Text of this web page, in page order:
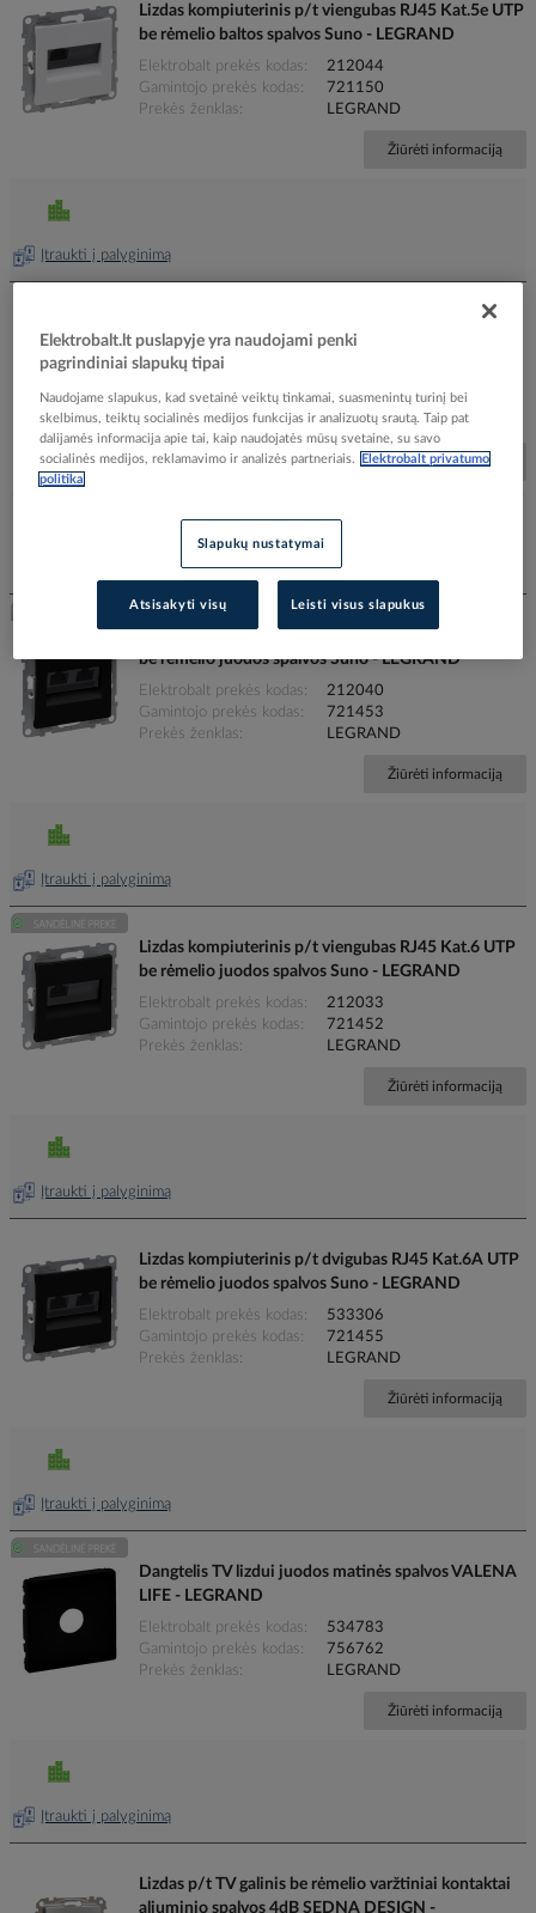
Lizdas kompiuterinis p/t viengubas RJ45 Kat.5e UTP
be rėmelio baltos spalvos Suno - LEGRAND
Elektrobalt prekės kodas
212044
Gamintojo prekės kodas
721150
Prekės ženklas
LEGRAND
Žiūrėti informaciją
Įtraukti į palyginimą
Lizdas kompiuterinis p/t viengubas RJ45 Kat.6 UTP
be rėmelio baltos spalvos Suno - LEGRAND
Gamintojo prekės kodas
721152
Prekės ženklas
LEGRAND
Žiūrėti informaciją
be rėmelio juodos spalvos Suno - LEGRAND
Elektrobalt prekės kodas
212040
Gamintojo prekės kodas
721453
Prekės ženklas
LEGRAND
Žiūrėti informaciją
Įtraukti į palyginimą
Lizdas kompiuterinis p/t viengubas RJ45 Kat.6 UTP
be rėmelio juodos spalvos Suno - LEGRAND
Elektrobalt prekės kodas
212033
Gamintojo prekės kodas
721452
Prekės ženklas
LEGRAND
Žiūrėti informaciją
Įtraukti į palyginimą
Lizdas kompiuterinis p/t dvigubas RJ45 Kat.6A UTP
be rėmelio juodos spalvos Suno - LEGRAND
Elektrobalt prekės kodas
533306
Gamintojo prekės kodas
721455
Prekės ženklas
LEGRAND
Žiūrėti informaciją
Įtraukti į palyginimą
Dangtelis TV lizdui juodos matinės spalvos VALENA
LIFE - LEGRAND
Elektrobalt prekės kodas
534783
Gamintojo prekės kodas
756762
Prekės ženklas
LEGRAND
Žiūrėti informaciją
Įtraukti į palyginimą
Lizdas p/t TV galinis be rėmelio varžtiniai kontaktai
aliuminio spalvos 4dB SEDNA DESIGN -
Elektrobalt.lt puslapyje yra naudojami penki
pagrindiniai slapukų tipai
Naudojame slapukus, kad svetainė veiktų tinkamai, suasmenintų turinį bei
skelbimus, teiktų socialinės medijos funkcijas ir analizuotų srautą. Taip pat
dalijamės informacija apie tai, kaip naudojatės mūsų svetaine, su savo
socialinės medijos, reklamavimo ir analizės partneriais.
Elektrobalt privatumo
politika
Slapukų nustatymai
Atsisakyti visų Leisti visus slapukus